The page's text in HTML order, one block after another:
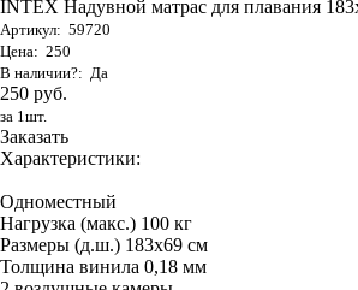
INTEX Надувной матрас для плавания
Артикул: 59720
Цена: 250
В наличии?: Да
250 руб.
за 1шт.
Заказать
Характеристики:
Одноместный
Нагрузка (макс.) 100 кг
Размеры (д.ш.) 183х69 см
Толщина винила 0,18 мм